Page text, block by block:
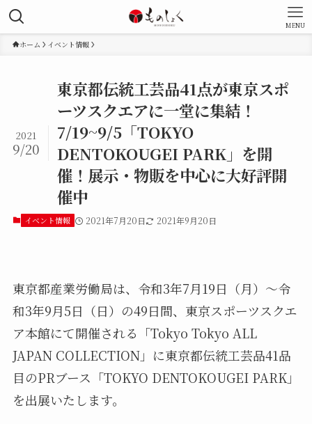
MENU
ホーム イベント情報
東京都伝統工芸品41点が東京スポ
ーツスクエアに一堂に集結！
7/19~9/5「TOKYO
DENTOKOUGEI PARK」を開
催！展示・物販を中心に大好評開
催中
2021
9/20
イベント情報 2021年7月20日 2021年9月20日
東京都産業労働局は、令和3年7月19日（月）～令
和3年9月5日（日）の49日間、東京スポーツスクエ
ア本館にて開催される「Tokyo Tokyo ALL
JAPAN COLLECTION」に東京都伝統工芸品41品
目のPRブース「TOKYO DENTOKOUGEI PARK」
を出展いたします。